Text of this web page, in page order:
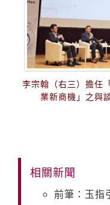
李宗翰（右三）擔任
業新商機」之與
相關新聞
前筆：玉指